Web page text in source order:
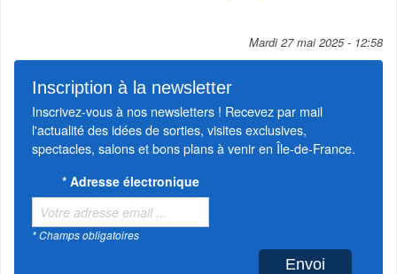
Mardi 27 mai 2025 - 12:58
Inscription à la newsletter
Inscrivez-vous à nos newsletters ! Recevez par mail
l'actualité des idées de sorties, visites exclusives,
spectacles, salons et bons plans à venir en Île-de-France.
* Adresse électronique
* Champs obligatoires